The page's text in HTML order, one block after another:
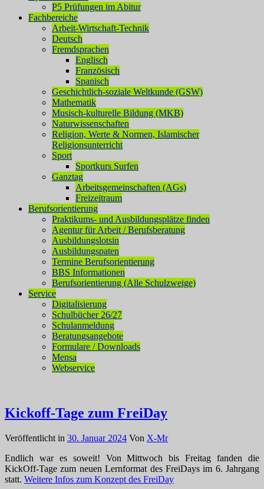
P5 Prüfungen im Abitur
Fachbereiche
Arbeit-Wirtschaft-Technik
Deutsch
Fremdsprachen
Englisch
Französisch
Spanisch
Geschichtlich-soziale Weltkunde (GSW)
Mathematik
Musisch-kulturelle Bildung (MKB)
Naturwissenschaften
Religion, Werte & Normen, Islamischer
Religionsunterricht
Sport
Sportkurs Surfen
Ganztag
Arbeitsgemeinschaften (AGs)
Freizeitraum
Berufsorientierung
Praktikums- und Ausbildungsplätze finden
Agentur für Arbeit / Berufsberatung
Ausbildungslotsin
Ausbildungspaten
Termine Berufsorientierung
BBS Informationen
Berufsorientierung (Alle Schulzweige)
Service
Digitalisierung
Schulbücher 26/27
Schulanmeldung
Beratungsangebote
Formulare / Downloads
Mensa
Webservice
Kickoff-Tage zum FreiDay
Veröffentlicht in 30. Januar 2024 Von X-Mr
Endlich war es soweit! Von Mittwoch bis Freitag fanden die
KickOff-Tage zum neuen Lernformat des FreiDays im 6. Jahrgang
statt. Weitere Infos zum Konzept des FreiDay